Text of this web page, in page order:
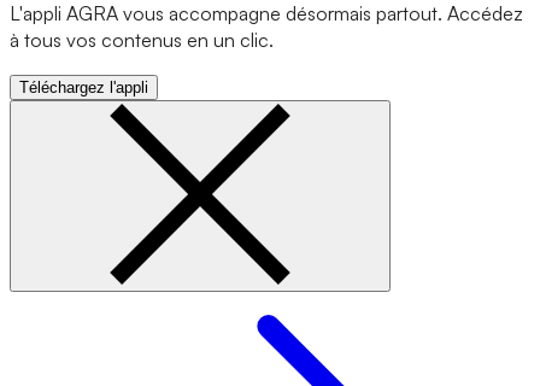
L'appli AGRA vous accompagne désormais partout. Accédez
à tous vos contenus en un clic.
Téléchargez l'appli